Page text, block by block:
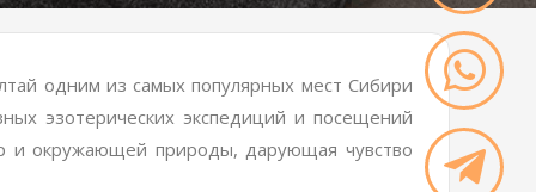
одним из самых популярных мест Сибири
эзотерических экспедиций и посещений
и окружающей природы, дарующая чувство